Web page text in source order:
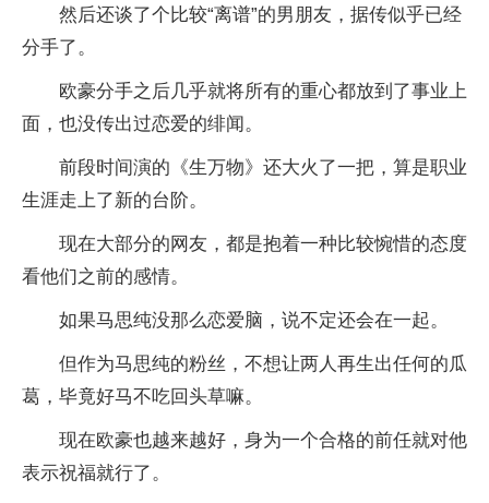
然后还谈了个比较“离谱”的男朋友，据传似乎已经
分手了。
欧豪分手之后几乎就将所有的重心都放到了事业上
面，也没传出过恋爱的绯闻。
前段时间演的《生万物》还大火了一把，算是职业
生涯走上了新的台阶。
现在大部分的网友，都是抱着一种比较惋惜的态度
看他们之前的感情。
如果马思纯没那么恋爱脑，说不定还会在一起。
但作为马思纯的粉丝，不想让两人再生出任何的瓜
葛，毕竟好马不吃回头草嘛。
现在欧豪也越来越好，身为一个合格的前任就对他
表示祝福就行了。